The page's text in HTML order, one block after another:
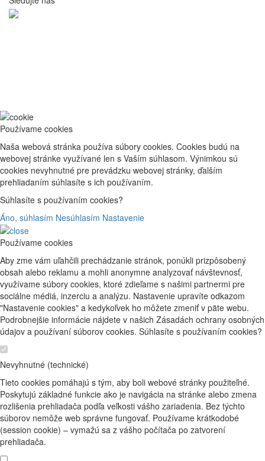
Používame cookies
Naša webová stránka používa súbory cookies. Cookies budú na
webovej stránke využívané len s Vaším súhlasom. Výnimkou sú
cookies nevyhnutné pre prevádzku webovej stránky, ďalším
prehliadaním súhlasíte s ich používaním.
Súhlasíte s používaním cookies?
Áno, súhlasím Nesúhlasím Nastavenie
Používame cookies
Aby zme vám uľahčili prechádzanie stránok, ponúkli prizpôsobený
obsah alebo reklamu a mohli anonymne analyzovať návštevnosť,
využívame súbory cookies, ktoré zdieľame s našimi partnermi pre
sociálne médiá, inzerciu a analýzu. Nastavenie upravíte odkazom
"Nastavenie cookies" a kedykoľvek ho môžete zmeniť v päte webu.
Podrobnejšie informácie nájdete v našich Zásadách ochrany osobných
údajov a používaní súborov cookies. Súhlasíte s používaním cookies?
Nevyhnutné (technické)
Tieto cookies pomáhajú s tým, aby boli webové stránky použiteľné.
Poskytujú základné funkcie ako je navigácia na stránke alebo zmena
rozlišenia prehliadača podľa veľkosti vášho zariadenia. Bez týchto
súborov nemôže web správne fungovať. Používame krátkodobé
(session cookie) – vymažú sa z vášho počítača po zatvorení
prehliadača.